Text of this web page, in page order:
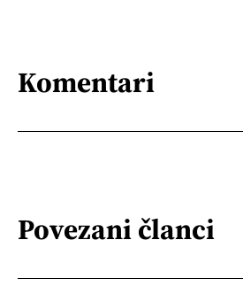
Komentari
Povezani članci